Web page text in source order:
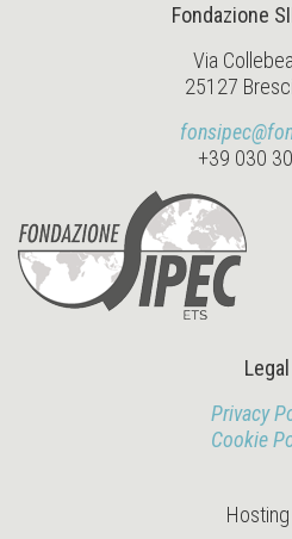
Fondazione
Via
25127
+39 030
Legal
Privacy
Cookie